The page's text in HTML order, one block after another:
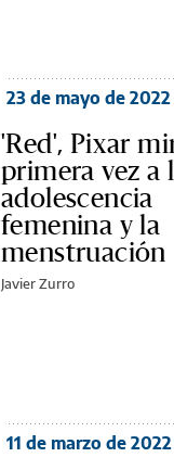
23 de mayo de 2022
'Red', Pixar
primera vez a
adolescencia
femenina y la
menstruación
Javier Zurro
11 de marzo de 2022